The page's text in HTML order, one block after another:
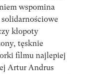
wspomina
kłopoty
tęsknie
filmu najlepiej
Artur Andrus